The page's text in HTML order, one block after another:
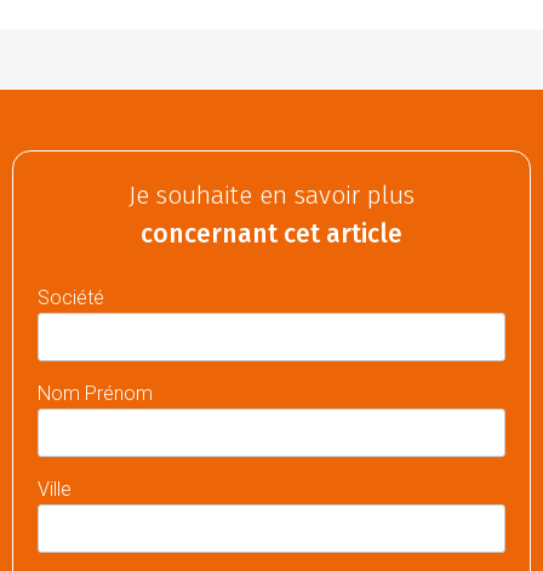
Je souhaite en savoir plus
concernant cet article
Société
Nom Prénom
Ville